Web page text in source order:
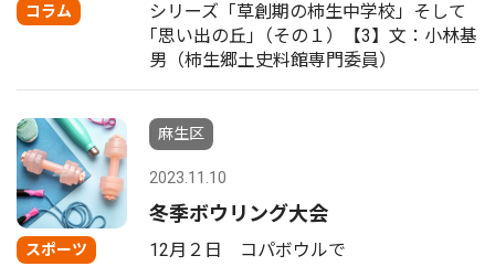
コラム
シリーズ「草創期の柿生中学校」そして
｢思い出の丘｣（その１）【3】文：小林基
男（柿生郷土史料館専門委員）
スポーツ
麻生区
2023.11.10
冬季ボウリング大会
12月２日 コパボウルで